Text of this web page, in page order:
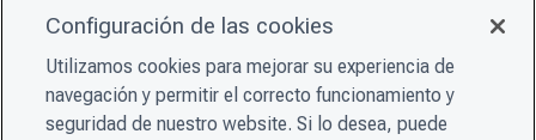
Configuración de las cookies
Utilizamos cookies para mejorar su experiencia de
navegación y permitir el correcto funcionamiento y
seguridad de nuestro website. Si lo desea, puede